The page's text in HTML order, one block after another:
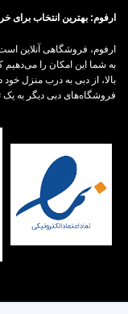
ارفوم: بهترین انتخاب برای
ارفوم، فروشگاهی آنلاین
به شما این امکان را
بالا، از دبی به درب منزل
فروشگاه‌های دبی دیگر به یک